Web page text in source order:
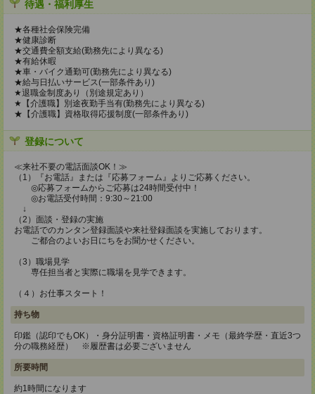
待遇・福利厚生
★各種社会保険完備
★健康診断
★交通費全額支給(勤務先により異なる)
★有給休暇
★車・バイク通勤可(勤務先により異なる)
★給与日払いサービス(一部条件あり)
★退職金制度あり（別途規定あり）
★【介護職】別途夜勤手当有(勤務先により異なる)
★【介護職】資格取得応援制度(一部条件あり)
登録について
≪来社不要の電話面談OK！≫
（1）『お電話』または『応募フォーム』よりご応募ください。
◎応募フォームからご応募は24時間受付中！
◎お電話受付時間：9:30～21:00
↓
（2）面談・登録の実施
お電話でのカンタン登録面談や来社登録面談を実施しております。
ご都合のよいお日にちをお聞かせください。
（3）職場見学
専任担当者と実際に職場を見学できます。
（４）お仕事スタート！
持ち物
印鑑（認印でもOK）・身分証明書・資格証明書・メモ（最終学歴・直近3つ
分の職務経歴） ※履歴書は必要ございません
所要時間
約1時間になります